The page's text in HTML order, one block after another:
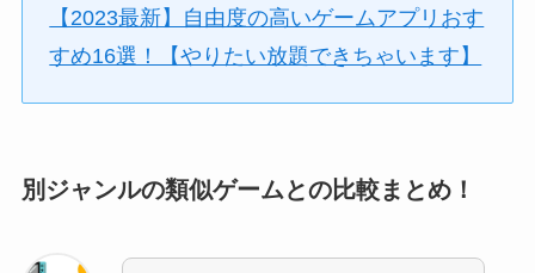
【2023最新】自由度の高いゲームアプリおす
すめ16選！【やりたい放題できちゃいます】
別ジャンルの類似ゲームとの比較まとめ！